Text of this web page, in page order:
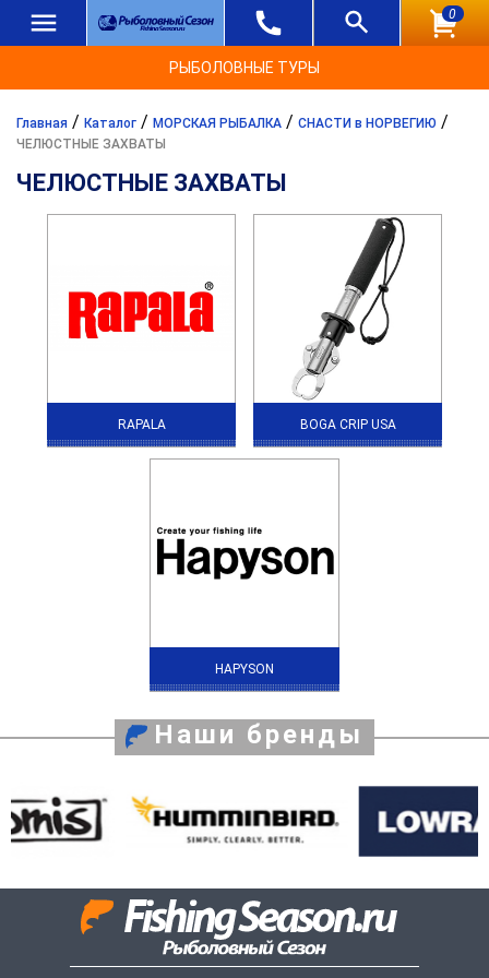
0
РЫБОЛОВНЫЕ ТУРЫ
Главная / Каталог / МОРСКАЯ РЫБАЛКА / СНАСТИ в НОРВЕГИЮ /
ЧЕЛЮСТНЫЕ ЗАХВАТЫ
ЧЕЛЮСТНЫЕ ЗАХВАТЫ
RAPALA BOGA CRIP USA
HAPYSON
Наши бренды